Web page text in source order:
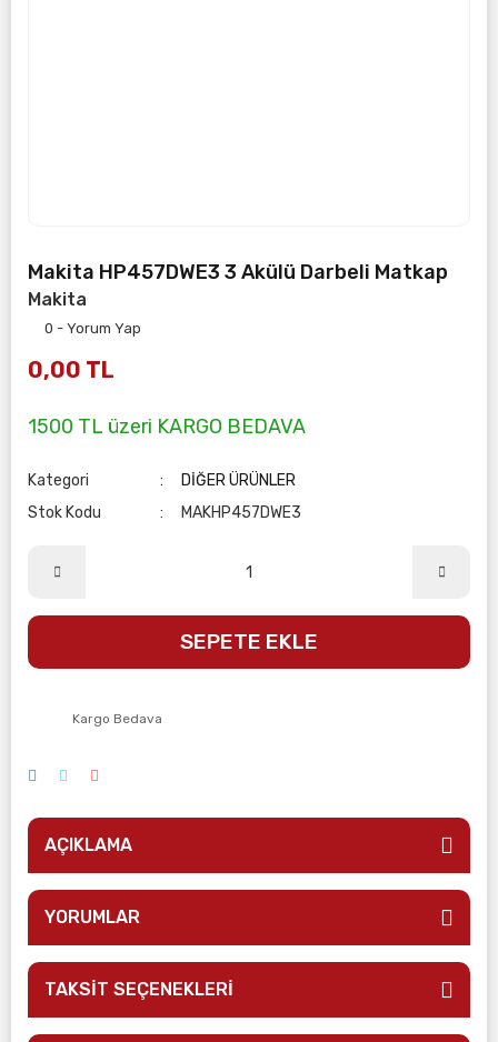
Makita HP457DWE3 3 Akülü Darbeli Matkap
Makita
0 - Yorum Yap
0,00 TL
1500 TL üzeri KARGO BEDAVA
Kategori
DİĞER ÜRÜNLER
Stok Kodu
MAKHP457DWE3
SEPETE EKLE
Kargo Bedava
AÇIKLAMA
YORUMLAR
TAKSİT SEÇENEKLERİ